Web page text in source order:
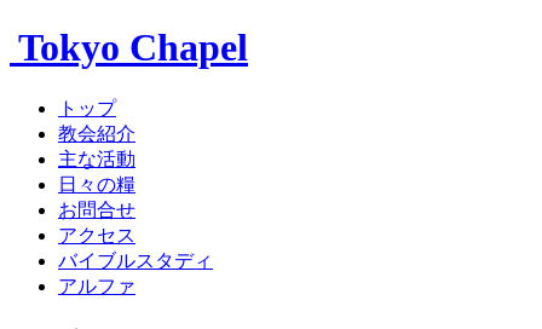
Tokyo Chapel
トップ
教会紹介
主な活動
日々の糧
お問合せ
アクセス
バイブルスタディ
アルファ